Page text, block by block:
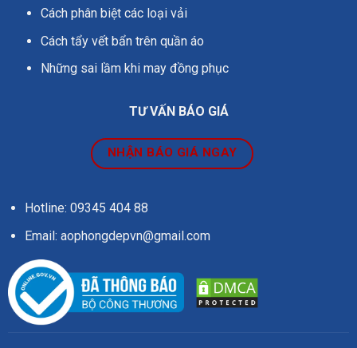
Cách phân biệt các loại vải
Cách tẩy vết bẩn trên quần áo
Những sai lầm khi may đồng phục
TƯ VẤN BÁO GIÁ
NHẬN BÁO GIÁ NGAY
Hotline: 09345 404 88
Email: aophongdepvn@gmail.com